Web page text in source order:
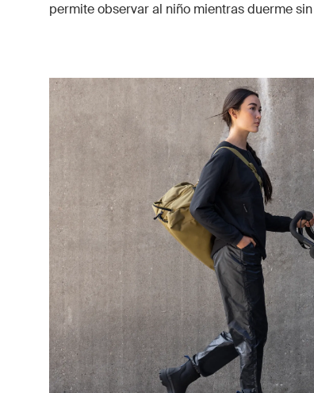
permite observar al niño mientras duerme